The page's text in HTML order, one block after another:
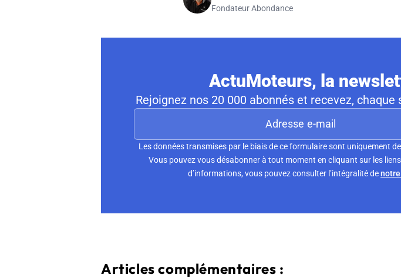
Fondateur Abondance
ActuMoteurs, la
Rejoignez nos 20 000 abonnés et recevez,
Les données transmises par le biais de ce formulaire sont uniquement
Vous pouvez vous désabonner à tout moment en cliquant sur les
d’informations, vous pouvez consulter l’intégralité de
Articles complémentaires :